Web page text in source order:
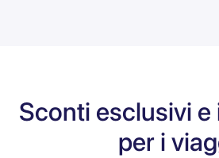
Sconti esclusivi
per i